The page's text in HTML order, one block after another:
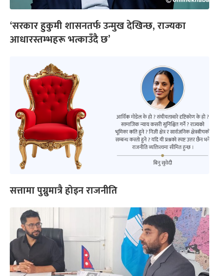
‘सरकार हुकुमी शासनतर्फ उन्मुख देखिन्छ, राज्यका
आधारस्तम्भहरू भत्काउँदै छ’
सत्तामा पुग्नुमात्रै होइन राजनीति